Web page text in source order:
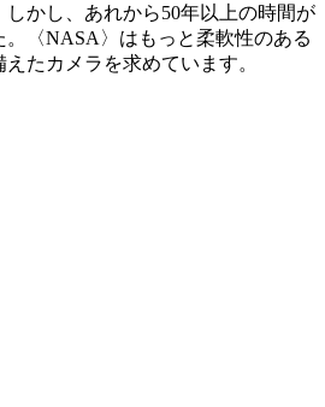
かし、あれから50年以上の時間が
〈NASA〉はもっと柔軟性のある
たカメラを求めています。